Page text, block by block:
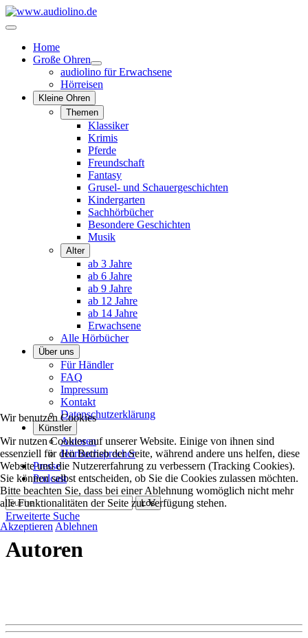
Home
Große Ohren
audiolino für Erwachsene
Hörreisen
Kleine Ohren
Themen
Klassiker
Krimis
Pferde
Freundschaft
Fantasy
Grusel- und Schauergeschichten
Kindergarten
Sachhörbücher
Besondere Geschichten
Musik
Alter
ab 3 Jahre
ab 6 Jahre
ab 9 Jahre
ab 12 Jahre
ab 14 Jahre
Erwachsene
Alle Hörbücher
Über uns
Für Händler
FAQ
Impressum
Kontakt
Datenschutzerklärung
Künstler
Autoren
Hörbuchsprecher
Presse
Podcast
Erweiterte Suche
Autoren
Wir benutzen Cookies
Wir nutzen Cookies auf unserer Website. Einige von ihnen sind
essenziell für den Betrieb der Seite, während andere uns helfen, diese
Website und die Nutzererfahrung zu verbessern (Tracking Cookies).
Sie können selbst entscheiden, ob Sie die Cookies zulassen möchten.
Bitte beachten Sie, dass bei einer Ablehnung womöglich nicht mehr
alle Funktionalitäten der Seite zur Verfügung stehen.
Akzeptieren Ablehnen